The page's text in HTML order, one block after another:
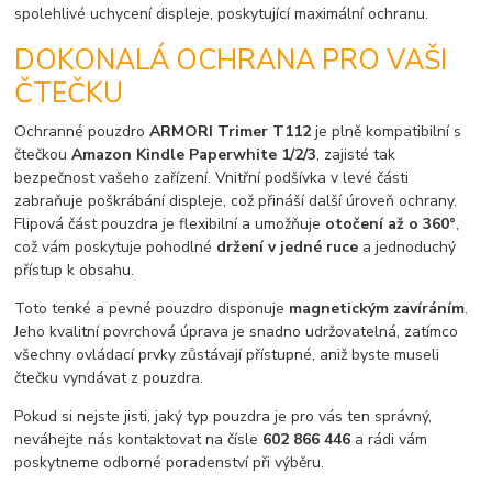
spolehlivé uchycení displeje, poskytující maximální ochranu.
DOKONALÁ OCHRANA PRO VAŠI
ČTEČKU
Ochranné pouzdroARMORI Trimer T112je plně kompatibilní s
čtečkouAmazon Kindle Paperwhite 1/2/3, zajisté tak
bezpečnost vašeho zařízení. Vnitřní podšívka v levé části
zabraňuje poškrábání displeje, což přináší další úroveň ochrany.
Flipová část pouzdra je flexibilní a umožňuje otočení až o 360°,
což vám poskytuje pohodlné držení v jedné ruce a jednoduchý
přístup k obsahu.
Toto tenké a pevné pouzdro disponuje magnetickým zavíráním.
Jeho kvalitní povrchová úprava je snadno udržovatelná, zatímco
všechny ovládací prvky zůstávají přístupné, aniž byste museli
čtečku vyndávat z pouzdra.
Pokud si nejste jisti, jaký typ pouzdra je pro vás ten správný,
neváhejte nás kontaktovat na čísle 602 866 446 a rádi vám
poskytneme odborné poradenství při výběru.